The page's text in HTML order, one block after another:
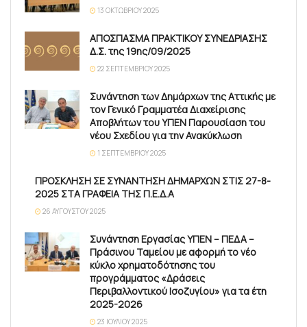
13 ΟΚΤΩΒΡΊΟΥ 2025
ΑΠΟΣΠΑΣΜΑ ΠΡΑΚΤΙΚΟΥ ΣΥΝΕΔΡΙΑΣΗΣ
Δ.Σ. της 19ης/09/2025
22 ΣΕΠΤΕΜΒΡΊΟΥ 2025
Συνάντηση των Δημάρχων της Αττικής με
τον Γενικό Γραμματέα Διαχείρισης
Αποβλήτων του ΥΠΕΝ Παρουσίαση του
νέου Σχεδίου για την Ανακύκλωση
1 ΣΕΠΤΕΜΒΡΊΟΥ 2025
ΠΡΟΣΚΛΗΣΗ ΣΕ ΣΥΝΑΝΤΗΣΗ ΔΗΜΑΡΧΩΝ ΣΤΙΣ 27-8-
2025 ΣΤΑ ΓΡΑΦΕΙΑ ΤΗΣ Π.Ε.Δ.Α
26 ΑΥΓΟΎΣΤΟΥ 2025
Συνάντηση Εργασίας ΥΠΕΝ – ΠΕΔΑ –
Πράσινου Ταμείου με αφορμή το νέο
κύκλο χρηματοδότησης του
προγράμματος «Δράσεις
Περιβαλλοντικού Ισοζυγίου» για τα έτη
2025-2026
23 ΙΟΥΛΊΟΥ 2025